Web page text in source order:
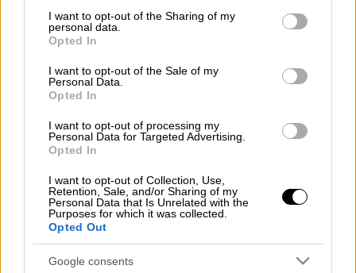
not limited to your visit or usage behaviour. You may click to
grant or deny consent to Google and its third-party tags to
use your data for below specified purposes in below Google
consent section.
I want to opt-out of the Sharing of my
personal data.
Opted In
I want to opt-out of the Sale of my
Personal Data.
Opted In
I want to opt-out of processing my
Personal Data for Targeted Advertising.
Opted In
I want to opt-out of Collection, Use,
Retention, Sale, and/or Sharing of my
Personal Data that Is Unrelated with the
Purposes for which it was collected.
Opted Out
Google consents
Συγκεκριμένα:
Την Παρασκευή 25 Απριλίου 2025 θα
καταβληθούν οι κύριες συντάξεις από
τα τέως ταμεία Μη Μισθωτών ΟΑΕΕ,
ΟΓΑ και ΕΤΑΑ, οι κύριες συντάξεις που
απονεμήθηκαν από τη σύσταση του
ΕΦΚΑ και μετά, με τον ν.4387/2016,
Μισθωτοί & Μη Μισθωτοί από 1.1.2017
και έπειτα) και όλες οι επικουρικές
συντάξεις του ιδιωτικού τομέα (Μη
Μισθωτών και Μισθωτών).